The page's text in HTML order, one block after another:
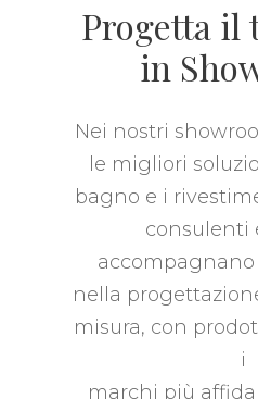
Progetta il
in
Nei nostri
le migliori
bagno e i
consulenti
nella
misura, con
i
marchi più